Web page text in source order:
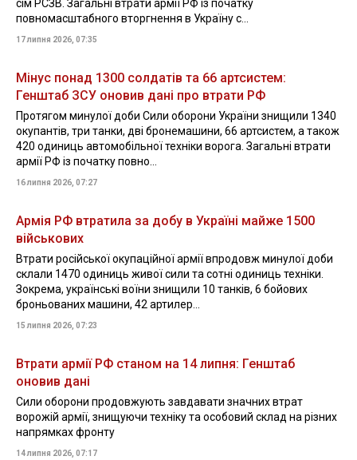
сім РСЗВ. Загальні втрати армії РФ із початку
повномасштабного вторгнення в Україну с...
17 липня 2026, 07:35
Мінус понад 1300 солдатів та 66 артсистем:
Генштаб ЗСУ оновив дані про втрати РФ
Протягом минулої доби Сили оборони України знищили 1340
окупантів, три танки, дві бронемашини, 66 артсистем, а також
420 одиниць автомобільної техніки ворога. Загальні втрати
армії РФ із початку повно...
16 липня 2026, 07:27
Армія РФ втратила за добу в Україні майже 1500
військових
Втрати російської окупаційної армії впродовж минулої доби
склали 1470 одиниць живої сили та сотні одиниць техніки.
Зокрема, українські воїни знищили 10 танків, 6 бойових
броньованих машини, 42 артилер...
15 липня 2026, 07:23
Втрати армії РФ станом на 14 липня: Генштаб
оновив дані
Сили оборони продовжують завдавати значних втрат
ворожій армії, знищуючи техніку та особовий склад на різних
напрямках фронту
14 липня 2026, 07:17